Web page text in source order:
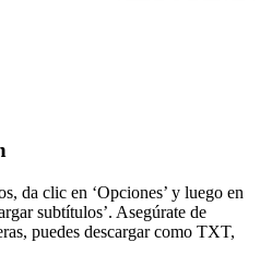
da clic en ‘Opciones’ y luego en
subtítulos’. Asegúrate de
puedes descargar como TXT,